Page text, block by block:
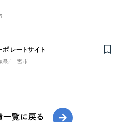
レートサイト
県 一宮市
一覧に戻る